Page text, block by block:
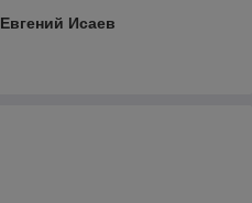
Евгений Исаев